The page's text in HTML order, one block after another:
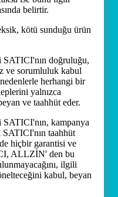
belirtir.
kötü sunduğu ürün
doğruluğu,
ve sorumluluk kabul
herhangi bir
yalnızca
ve taahhüt eder.
kampanya
taahhüt
hiçbir garantisi ve
ALLZİN' den bu
ilgili
kabul, beyan